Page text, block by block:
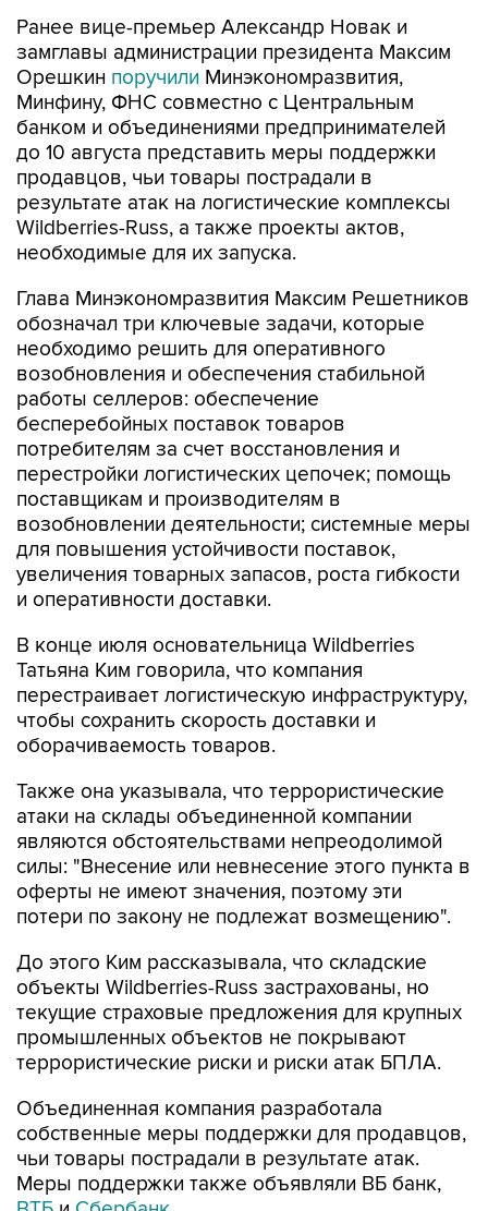
Ранее вице-премьер Александр Новак и
замглавы администрации президента Максим
Орешкин поручили Минэкономразвития,
Минфину, ФНС совместно с Центральным
банком и объединениями предпринимателей
до 10 августа представить меры поддержки
продавцов, чьи товары пострадали в
результате атак на логистические комплексы
Wildberries-Russ, а также проекты актов,
необходимые для их запуска.
Глава Минэкономразвития Максим Решетников
обозначал три ключевые задачи, которые
необходимо решить для оперативного
возобновления и обеспечения стабильной
работы селлеров: обеспечение
бесперебойных поставок товаров
потребителям за счет восстановления и
перестройки логистических цепочек; помощь
поставщикам и производителям в
возобновлении деятельности; системные меры
для повышения устойчивости поставок,
увеличения товарных запасов, роста гибкости
и оперативности доставки.
В конце июля основательница Wildberries
Татьяна Ким говорила, что компания
перестраивает логистическую инфраструктуру,
чтобы сохранить скорость доставки и
оборачиваемость товаров.
Также она указывала, что террористические
атаки на склады объединенной компании
являются обстоятельствами непреодолимой
силы: "Внесение или невнесение этого пункта в
оферты не имеют значения, поэтому эти
потери по закону не подлежат возмещению".
До этого Ким рассказывала, что складские
объекты Wildberries-Russ застрахованы, но
текущие страховые предложения для крупных
промышленных объектов не покрывают
террористические риски и риски атак БПЛА.
Объединенная компания разработала
собственные меры поддержки для продавцов,
чьи товары пострадали в результате атак.
Меры поддержки также объявляли ВБ банк,